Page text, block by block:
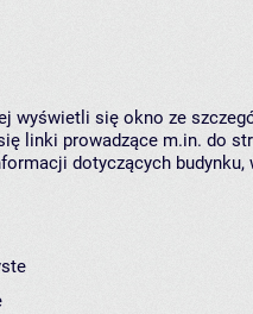
wyświetli się okno ze
linki prowadzące m.in. do
dotyczących budynku,